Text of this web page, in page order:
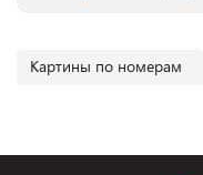
Картины по номерам